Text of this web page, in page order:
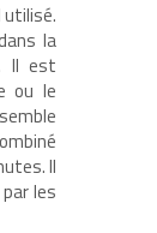
la
Il est
ou le
Il
les